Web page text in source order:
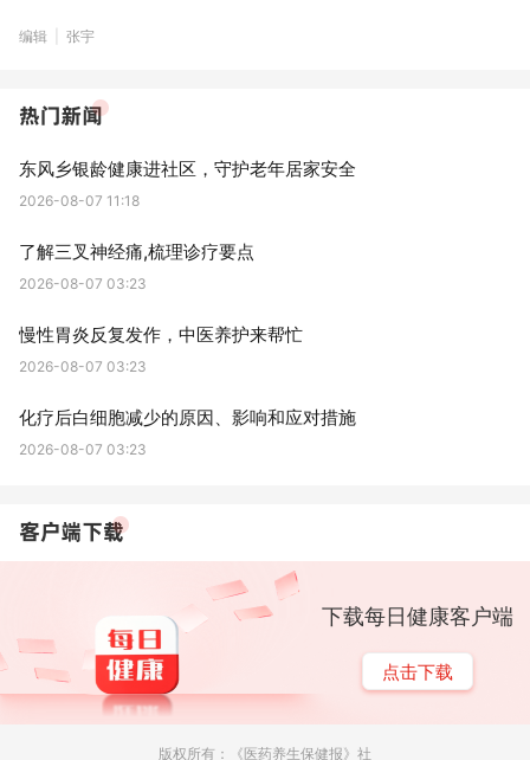
编辑 张宇
东风乡银龄健康进社区，守护老年居家安全
2026-08-07 11:18
了解三叉神经痛,梳理诊疗要点
2026-08-07 03:23
慢性胃炎反复发作，中医养护来帮忙
2026-08-07 03:23
化疗后白细胞减少的原因、影响和应对措施
2026-08-07 03:23
下载每日健康客户端
点击下载
版权所有：《医药养生保健报》社